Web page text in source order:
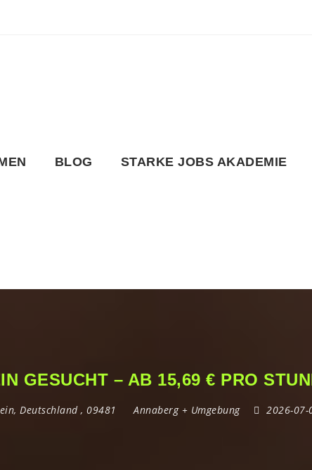
BLOG STARKE JOBS AKADEMIE
GESUCHT – AB 15,69 € PRO
, Deutschland, 09481 Annaberg + Umgebung 2026-07-